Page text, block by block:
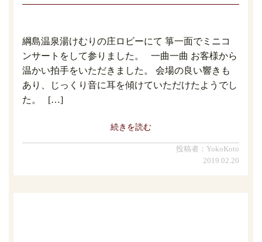
綱島温泉湯けむりの庄ロビーにて 箏一面でミニコ
ンサートをして参りました。 一曲一曲 お客様から
温かい拍手をいただきました。 会場の良い響きも
あり、じっくり音に耳を傾けていただけたようでし
た。 […]
続きを読む
投稿者：YokoKoto
2019.02.20